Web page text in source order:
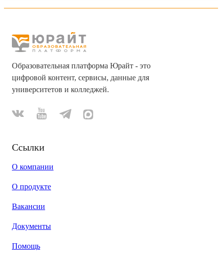
Образовательная платформа Юрайт - это
цифровой контент, сервисы, данные для
университетов и колледжей.
Ссылки
О компании
О продукте
Вакансии
Документы
Помощь